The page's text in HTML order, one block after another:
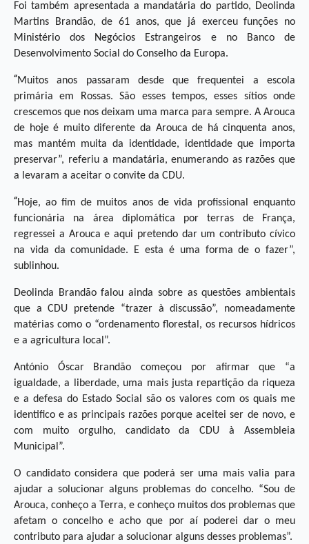
Foi também apresentada a mandatária do partido, Deolinda
Martins Brandão, de 61 anos, que já exerceu funções no
Ministério dos Negócios Estrangeiros e no Banco de
Desenvolvimento Social do Conselho da Europa.
“Muitos anos passaram desde que frequentei a escola
primária em Rossas. São esses tempos, esses sítios onde
crescemos que nos deixam uma marca para sempre. A Arouca
de hoje é muito diferente da Arouca de há cinquenta anos,
mas mantém muita da identidade, identidade que importa
preservar”, referiu a mandatária, enumerando as razões que
a levaram a aceitar o convite da CDU.
“Hoje, ao fim de muitos anos de vida profissional enquanto
funcionária na área diplomática por terras de França,
regressei a Arouca e aqui pretendo dar um contributo cívico
na vida da comunidade. E esta é uma forma de o fazer”,
sublinhou.
Deolinda Brandão falou ainda sobre as questões ambientais
que a CDU pretende “trazer à discussão”, nomeadamente
matérias como o “ordenamento florestal, os recursos hídricos
e a agricultura local”.
António Óscar Brandão começou por afirmar que “a
igualdade, a liberdade, uma mais justa repartição da riqueza
e a defesa do Estado Social são os valores com os quais me
identifico e as principais razões porque aceitei ser de novo, e
com muito orgulho, candidato da CDU à Assembleia
Municipal”.
O candidato considera que poderá ser uma mais valia para
ajudar a solucionar alguns problemas do concelho. “Sou de
Arouca, conheço a Terra, e conheço muitos dos problemas que
afetam o concelho e acho que por aí poderei dar o meu
contributo para ajudar a solucionar alguns desses problemas”.